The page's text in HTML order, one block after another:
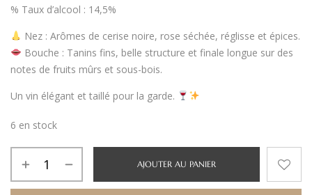
% Taux d’alcool : 14,5%
Nez : Arômes de cerise noire, rose séchée, réglisse et épices.
Bouche : Tanins fins, belle structure et finale longue sur des
notes de fruits mûrs et sous-bois.
Un vin élégant et taillé pour la garde.
6 en stock
AJOUTER AU PANIER